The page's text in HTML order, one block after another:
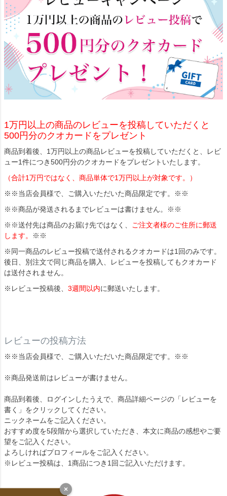
1万円以上の商品のレビューを投稿していただくと
500円分のクオカードをプレゼント
商品到着後、1万円以上の商品レビューを投稿していただくと、レビ
ュー1件につき500円分のクオカードをプレゼントいたします。
（合計1万円ではなく、商品単体で1万円以上が対象です。）
※※当店会員様で、ご購入いただいた商品限定です。※※
※※商品が発送されるまでレビューは書けません。※※
※※送付先は商品のお届け先ではなく、
ご注文者様のご住所に郵送
します。
※※
※同一商品のレビュー投稿で送付されるクオカードは1回のみです。
後日、別注文で同じ商品を購入、レビューを投稿してもクオカード
は送付されません。
※レビュー投稿後、 3週間以内に郵送いたします。
レビューの投稿方法
※※当店会員様で、ご購入いただいた商品限定です。※※
※商品発送前はレビューが書けません。
商品到着後、ログインしたうえで、商品詳細ページの「レビューを
書く」をクリックしてください。
ニックネームをご記入ください。
おすすめ度を5段階から選択していただき、本文に商品の感想やご要
望をご記入ください。
よろしければプロフィールをご記入ください。
※レビュー投稿は、1商品につき1回ご記入いただけます。
×